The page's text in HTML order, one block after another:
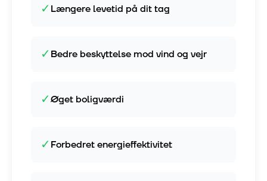
✓Længere levetid på dit tag
✓Bedre beskyttelse mod vind og vejr
✓Øget boligværdi
✓Forbedret energieffektivitet